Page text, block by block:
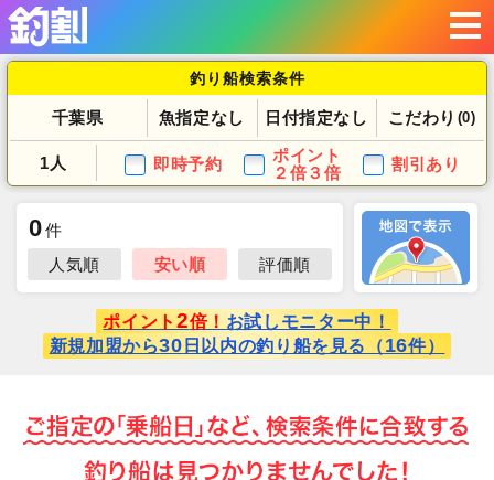
釣り船検索条件
千葉県 魚指定なし 日付指定なし こだわり (0)
1人 即時予約
ポイント
２倍３倍
割引あり
0件
人気順
安い順 評価順
ポイント 2倍！ お試しモニター中！
新規加盟から30 日以内の釣り船を見る（16件）